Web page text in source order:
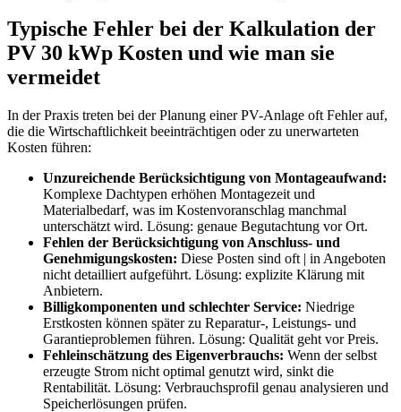
Typische Fehler bei der Kalkulation der
PV 30 kWp Kosten und wie man sie
vermeidet
In der Praxis treten bei der Planung einer PV-Anlage oft Fehler auf,
die die Wirtschaftlichkeit beeinträchtigen oder zu unerwarteten
Kosten führen:
Unzureichende Berücksichtigung von Montageaufwand:
Komplexe Dachtypen erhöhen Montagezeit und
Materialbedarf, was im Kostenvoranschlag manchmal
unterschätzt wird. Lösung: genaue Begutachtung vor Ort.
Fehlen der Berücksichtigung von Anschluss- und
Genehmigungskosten: Diese Posten sind oft | in Angeboten
nicht detailliert aufgeführt. Lösung: explizite Klärung mit
Anbietern.
Billigkomponenten und schlechter Service: Niedrige
Erstkosten können später zu Reparatur-, Leistungs- und
Garantieproblemen führen. Lösung: Qualität geht vor Preis.
Fehleinschätzung des Eigenverbrauchs: Wenn der selbst
erzeugte Strom nicht optimal genutzt wird, sinkt die
Rentabilität. Lösung: Verbrauchsprofil genau analysieren und
Speicherlösungen prüfen.